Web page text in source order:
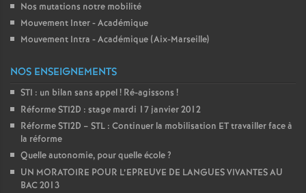
Nos mutations notre mobilité
Mouvement Inter - Académique
Mouvement Intra - Académique (Aix-Marseille)
NOS ENSEIGNEMENTS
STI : un bilan sans appel! Ré-agissons !
Réforme STI2D : stage mardi 17 janvier 2012
Réforme STI2D – STL : Continuer la mobilisation ET travailler face à
la réforme
Quelle autonomie, pour quelle école?
UN MORATOIRE POUR L’EPREUVE DE LANGUES VIVANTES AU
BAC 2013